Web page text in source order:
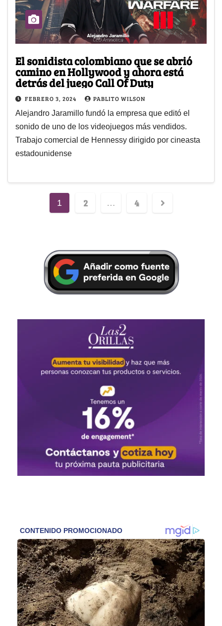
El sonidista colombiano que se abrió
camino en Hollywood y ahora está
detrás del juego Call Of Duty
FEBRERO 3, 2024 PABLITO WILSON
Alejandro Jaramillo fundó la empresa que editó el
sonido de uno de los videojuegos más vendidos.
Trabajo comercial de Hennessy dirigido por cineasta
estadounidense
1 2 … 4